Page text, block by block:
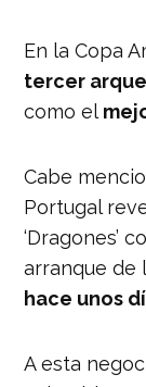
En la Copa
tercer
como el
Cabe
Portugal
‘Dragones’
arranque de
hace unos
A esta